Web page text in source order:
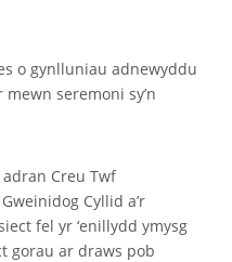
o gynlluniau adnewyddu
seremoni sy’n
Creu Twf
Cyllid a’r
fel yr ‘enillydd ymysg
gorau ar draws pob